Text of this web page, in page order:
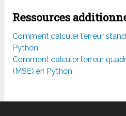
Ressources
Comment calculer l’erreur
Python
Comment calculer l’erreur
(MSE) en Python